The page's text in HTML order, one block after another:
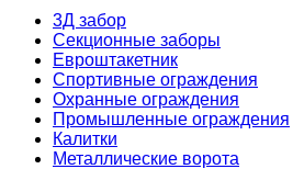
3Д забор
Секционные заборы
Евроштакетник
Спортивные ограждения
Охранные ограждения
Промышленные ограждения
Калитки
Металлические ворота